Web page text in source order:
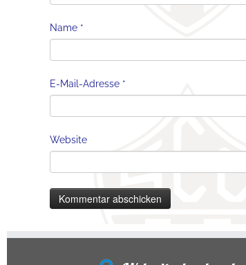
Name *
E-Mail-Adresse *
Website